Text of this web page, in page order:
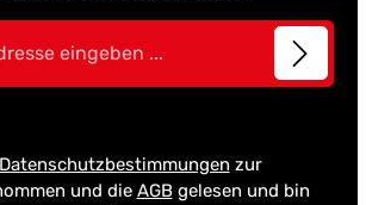
Datenschutzbestimmungen zur
und die AGBgelesen und bin